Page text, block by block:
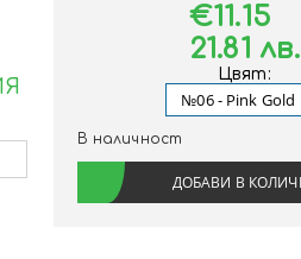
€11.15
21.81 лв.
Цвят:
В наличност